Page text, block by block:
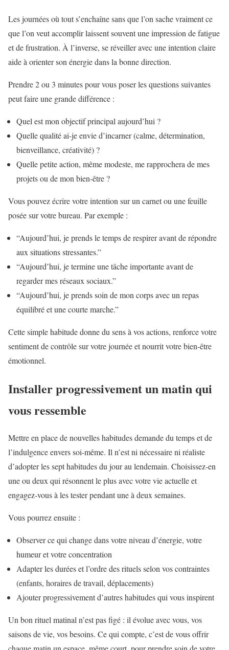
Les journées où tout s’enchaîne sans que l’on sache vraiment ce
que l’on veut accomplir laissent souvent une impression de fatigue
et de frustration. À l’inverse, se réveiller avec une intention claire
aide à orienter son énergie dans la bonne direction.
Prendre 2 ou 3 minutes pour vous poser les questions suivantes
peut faire une grande différence :
Quel est mon objectif principal aujourd’hui ?
Quelle qualité ai-je envie d’incarner (calme, détermination,
bienveillance, créativité) ?
Quelle petite action, même modeste, me rapprochera de mes
projets ou de mon bien-être ?
Vous pouvez écrire votre intention sur un carnet ou une feuille
posée sur votre bureau. Par exemple :
“Aujourd’hui, je prends le temps de respirer avant de répondre
aux situations stressantes.”
“Aujourd’hui, je termine une tâche importante avant de
regarder mes réseaux sociaux.”
“Aujourd’hui, je prends soin de mon corps avec un repas
équilibré et une courte marche.”
Cette simple habitude donne du sens à vos actions, renforce votre
sentiment de contrôle sur votre journée et nourrit votre bien-être
émotionnel.
Installer progressivement un matin qui
vous ressemble
Mettre en place de nouvelles habitudes demande du temps et de
l’indulgence envers soi-même. Il n’est ni nécessaire ni réaliste
d’adopter les sept habitudes du jour au lendemain. Choisissez-en
une ou deux qui résonnent le plus avec votre vie actuelle et
engagez-vous à les tester pendant une à deux semaines.
Vous pourrez ensuite :
Observer ce qui change dans votre niveau d’énergie, votre
humeur et votre concentration
Adapter les durées et l’ordre des rituels selon vos contraintes
(enfants, horaires de travail, déplacements)
Ajouter progressivement d’autres habitudes qui vous inspirent
Un bon rituel matinal n’est pas figé : il évolue avec vous, vos
saisons de vie, vos besoins. Ce qui compte, c’est de vous offrir